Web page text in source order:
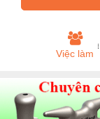
Việc làm